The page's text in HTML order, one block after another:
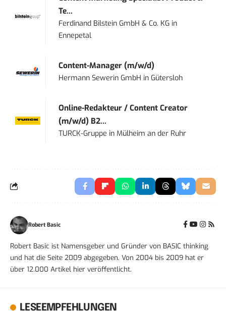
Te...
Ferdinand Bilstein GmbH & Co. KG in
Ennepetal
Content-Manager (m/w/d)
Hermann Sewerin GmbH inGütersloh
Online-Redakteur / Content Creator
(m/w/d) B2...
TURCK-Gruppe inMülheim an der Ruhr
Robert Basic
Robert Basic ist Namensgeber und Gründer von BASIC thinking
und hat die Seite 2009 abgegeben. Von 2004 bis 2009 hat er
über 12.000 Artikel hier veröffentlicht.
LESEEMPFEHLUNGEN